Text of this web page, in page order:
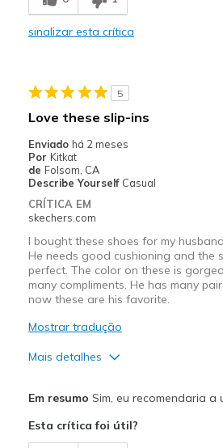
sinalizar esta crítica
5
Love these slip-ins
Enviado há 2 meses
Por Kitkat
de Folsom, CA
Describe Yourself Casual
CRÍTICA EM
skechers.com
I bought these shoes for my
He needs good cushioning and the
perfect. The color on these is
many compliments. He has many
now these are his favorite.
Mostrar tradução
Mais detalhes
Breathe Well
Em resumo Sim, eu recomendaria a
Esta crítica foi útil?